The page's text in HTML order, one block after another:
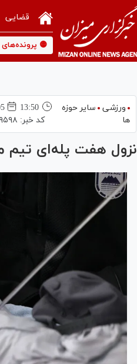
قضایی
🟡
ورزشی
سایر حوزه
ها
13:50
05
کد خبر:
نزول هفت پله‌ای تیم